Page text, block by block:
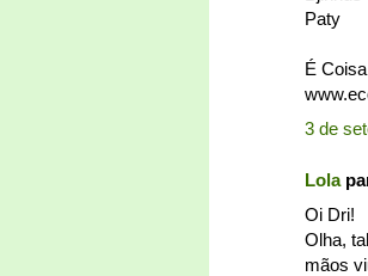
Paty
É
3 de
Lola
Oi Dri!
Olha,
mãos